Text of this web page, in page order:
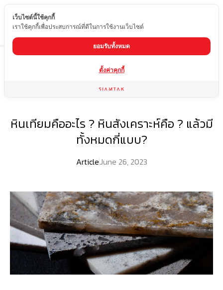
TH
หินเทียมคืออะไร ? หินสังเคราะห์คือ ? แล้วมีทั้งหมดกี่แบบ?
หินเทียมคืออะไร ? หินสังเคราะห์คือ ? แล้วมี
ทั้งหมดกี่แบบ?
ArticleJune 26, 2023
เว็บไซต์นี้ใช้คุกกี้
เราใช้คุกกี้เพื่อประสบการณ์ที่ดีในการใช้งานเว็บไซต์
ยอมรับทั้งหมด
ตั้งค่าคุกกี้